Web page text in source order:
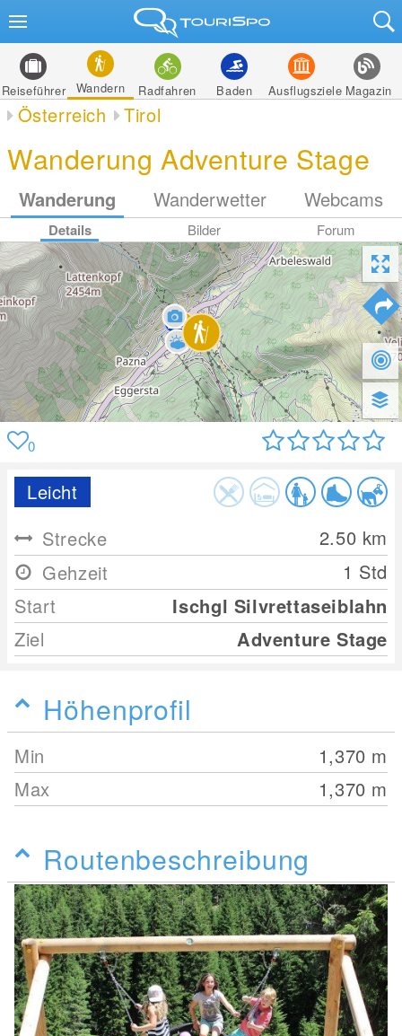
Reiseführer Wandern Radfahren Baden Ausflugsziele Magazin
Österreich Tirol
Wanderung Adventure Stage
Wanderung Wanderwetter Webcams
Details Bilder Forum
0
Leicht
Strecke
2.50 km
Gehzeit
1 Std
Start
Ischgl Silvrettaseiblahn
Ziel
Adventure Stage
Höhenprofil
Min 1,370 m
Max
1,370 m
Routenbeschreibung